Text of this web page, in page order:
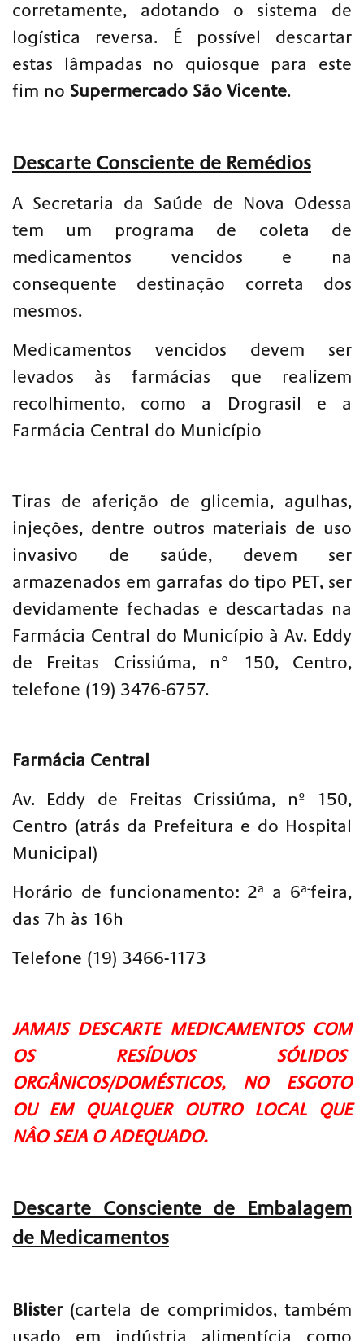
corretamente, adotando o sistema de
logística reversa. É possível descartar
estas lâmpadas no quiosque para este
fim no Supermercado São Vicente.
Descarte Consciente de Remédios
A Secretaria da Saúde de Nova Odessa
tem um programa de coleta de
medicamentos vencidos e na
consequente destinação correta dos
mesmos.
Medicamentos vencidos devem ser
levados às farmácias que realizem
recolhimento, como a Drograsil e a
Farmácia Central do Município
Tiras de aferição de glicemia, agulhas,
injeções, dentre outros materiais de uso
invasivo de saúde, devem ser
armazenados em garrafas do tipo PET, ser
devidamente fechadas e descartadas na
Farmácia Central do Município à Av. Eddy
de Freitas Crissiúma, n° 150, Centro,
telefone (19) 3476-6757.
Farmácia Central
Av. Eddy de Freitas Crissiúma, nº 150,
Centro (atrás da Prefeitura e do Hospital
Municipal)
Horário de funcionamento: 2a a 6a-feira,
das 7h às 16h
Telefone (19) 3466-1173
JAMAIS DESCARTE MEDICAMENTOS COM
OS RESÍDUOS SÓLIDOS
ORGÂNICOS/DOMÉSTICOS, NO ESGOTO
OU EM QUALQUER OUTRO LOCAL QUE
NÂO SEJA O ADEQUADO.
Descarte Consciente de Embalagem
de Medicamentos
Blister (cartela de comprimidos, também